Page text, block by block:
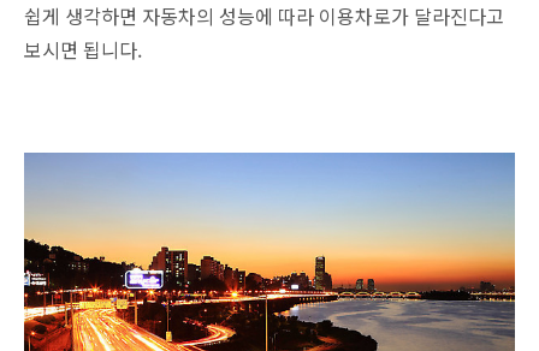
쉽게 생각하면 자동차의 성능에 따라 이용차로가 달라진다고
보시면 됩니다.